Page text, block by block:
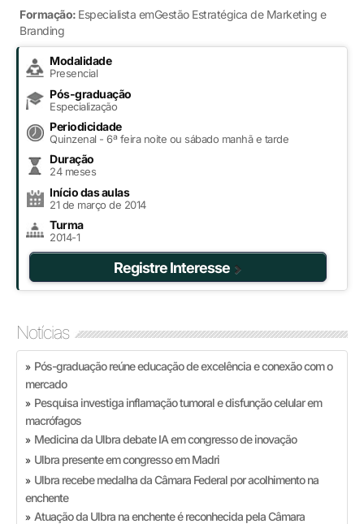
Formação: Especialista emGestão Estratégica de Marketing e
Branding
Modalidade
Presencial
Pós-graduação
Especialização
Periodicidade
Quinzenal - 6ª feira noite ou sábado manhã e tarde
Duração
24 meses
Início das aulas
21 de março de 2014
Turma
2014-1
Registre Interesse
Notícias
» Pós-graduação reúne educação de excelência e conexão com o
mercado
» Pesquisa investiga inflamação tumoral e disfunção celular em
macrófagos
» Medicina da Ulbra debate IA em congresso de inovação
» Ulbra presente em congresso em Madri
» Ulbra recebe medalha da Câmara Federal por acolhimento na
enchente
» Atuação da Ulbra na enchente é reconhecida pela Câmara